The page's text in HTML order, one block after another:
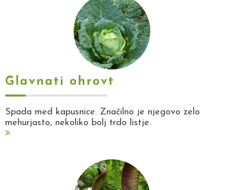
Glavnati ohrovt
Spada med kapusnice. Značilno je njegovo zelo
mehurjasto, nekoliko bolj trdo listje.